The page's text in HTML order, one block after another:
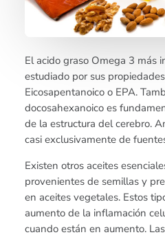
El acido graso Omega 3 más
estudiado por sus
Eicosapentanoico o EPA.
docosahexanoico es
de la estructura del cerebro.
casi exclusivamente de
Existen otros aceites
provenientes de semillas y
en aceites vegetales. Estos
aumento de la inflamación
cuando están en aumento.